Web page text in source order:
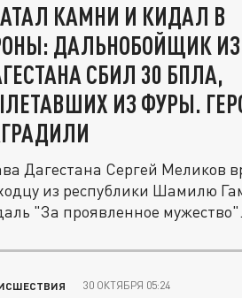
КАМНИ И КИДАЛ В
ДАЛЬНОБОЙЩИК ИЗ
СБИЛ 30 БПЛА,
ИЗ ФУРЫ.
Дагестана Сергей Меликов
из республики Шамилю
"За проявленное
30 ОКТЯБРЯ 05:24